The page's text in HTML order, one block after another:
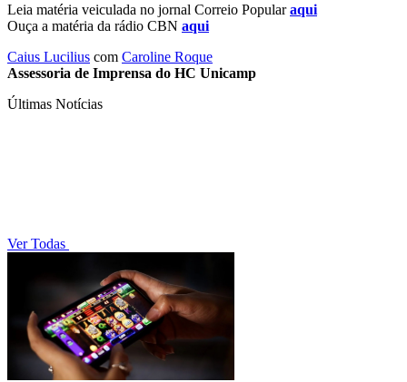
Leia matéria veiculada no jornal Correio Popularaqui
Ouça a matéria da rádio CBN aqui
Caius Lucilius com Caroline Roque
Assessoria de Imprensa do HC Unicamp
Últimas Notícias
Ver Todas